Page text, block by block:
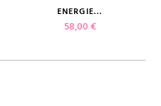
ENERGIE...
Prix
58,00 €